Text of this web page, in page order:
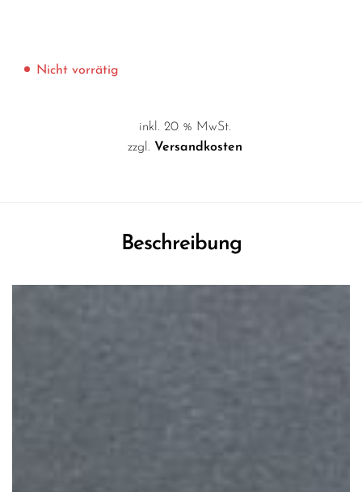
Nicht vorrätig
inkl. 20 % MwSt.
zzgl. Versandkosten
Beschreibung